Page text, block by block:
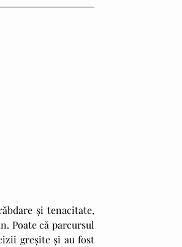
Poate că parcursul
greșite și au fost